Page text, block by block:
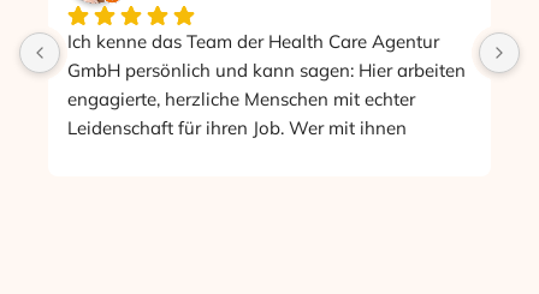
Ich kenne das Team der Health Care Agentur
GmbH persönlich und kann sagen: Hier arbeiten
engagierte, herzliche Menschen mit echter
Leidenschaft für ihren Job. Wer mit ihnen